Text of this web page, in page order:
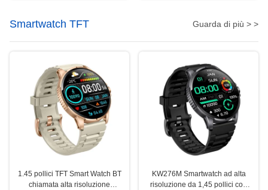
Smartwatch TFT Guarda di più > >
1.45 pollici TFT Smart Watch BT
chiamata alta risoluzione
KW276M Smartwatch ad alta
risoluzione da 1,45 pollici con